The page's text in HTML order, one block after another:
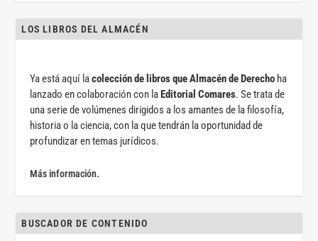
LOS LIBROS DEL ALMACÉN
Ya está aquí lacolección de libros que Almacén de Derecho ha
lanzado en colaboración con laEditorial Comares. Se trata de
una serie de volúmenes dirigidos a los amantes de la filosofía,
historia o la ciencia, con la que tendrán la oportunidad de
profundizar en temas jurídicos.
Más información.
BUSCADOR DE CONTENIDO